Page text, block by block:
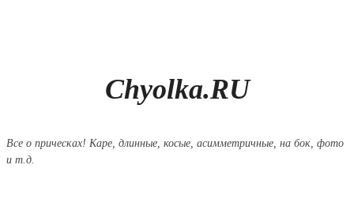
Chyolka.RU
Все о прическах! Каре, длинные, косые, асимметричные, на бок, фото
и т.д.